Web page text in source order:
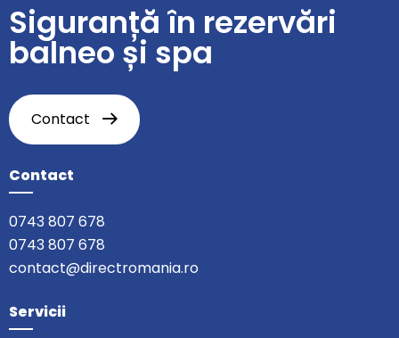
Siguranță în rezervări
balneo și spa
Contact
Contact
0743 807 678
0743 807 678
contact@directromania.ro
Servicii